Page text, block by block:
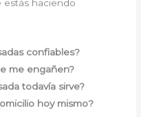
estás haciendo
confiables?
me engañen?
todavía sirve?
hoy mismo?